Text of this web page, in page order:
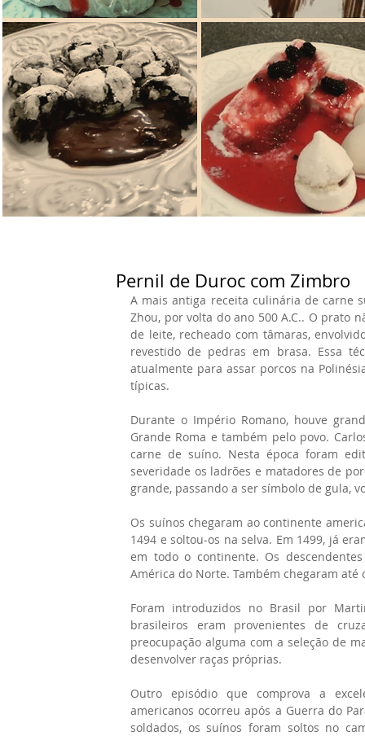
Pernil de Duroc com Zimbro
A mais antiga receita culinária de carne
Zhou, por volta do ano 500 A.C.. O prato
de leite, recheado com tâmaras,
revestido de pedras em brasa. Essa
atualmente para assar porcos na
típicas.
Durante o Império Romano, houve
Grande Roma e também pelo povo.
carne de suíno. Nesta época foram
severidade os ladrões e matadores de
grande, passando a ser símbolo de gula,
Os suínos chegaram ao continente
1494 e soltou-os na selva. Em 1499, já
em todo o continente. Os
América do Norte. Também chegaram até
Foram introduzidos no Brasil por
brasileiros eram provenientes de
preocupação alguma com a seleção de
desenvolver raças próprias.
Outro episódio que comprova a
americanos ocorreu após a Guerra do
soldados, os suínos foram soltos no